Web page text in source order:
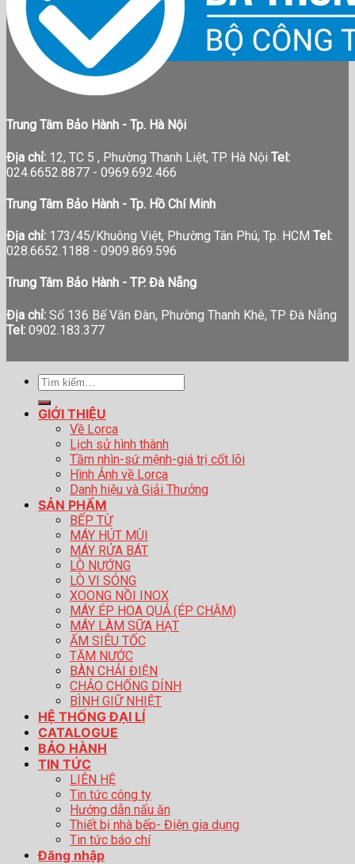
Tin tức báo chí
Trung Tâm Bảo Hành - Tp. Hà Nội
Địa chỉ: 12, TC 5 , Phường Thanh Liệt, TP. Hà Nội Tel:
024.6652.8877 - 0969.692.466
Trung Tâm Bảo Hành - Tp. Hồ Chí Minh
Địa chỉ: 173/45/Khuông Việt, Phường Tân Phú, Tp. HCM Tel:
028.6652.1188 - 0909.869.596
Trung Tâm Bảo Hành - TP. Đà Nẵng
Địa chỉ: Số 136 Bế Văn Đàn, Phường Thanh Khê, TP Đà Nẵng
Tel: 0902.183.377
Tìm
kiếm:
GIỚI THIỆU
Về Lorca
Lịch sử hình thành
Tầm nhìn-sứ mệnh-giá trị cốt lõi
Hình Ảnh về Lorca
Danh hiệu và Giải Thưởng
SẢN PHẨM
BẾP TỪ
MÁY HÚT MÙI
MÁY RỬA BÁT
LÒ NƯỚNG
LÒ VI SÓNG
XOONG NỒI INOX
MÁY ÉP HOA QUẢ (ÉP CHẬM)
MÁY LÀM SỮA HẠT
ẤM SIÊU TỐC
TĂM NƯỚC
BÀN CHẢI ĐIỆN
CHẢO CHỐNG DÍNH
BÌNH GIỮ NHIỆT
HỆ THỐNG ĐẠI LÍ
CATALOGUE
BẢO HÀNH
TIN TỨC
LIÊN HỆ
Tin tức công ty
Hướng dẫn nấu ăn
Thiết bị nhà bếp- Điện gia dụng
Tin tức báo chí
Đăng nhập